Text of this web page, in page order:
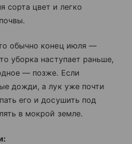
сорта цвет и легко
обычно конец июля —
уборка наступает раньше,
— позже. Если
дожди, а лук уже почти
его и досушить под
в мокрой земле.